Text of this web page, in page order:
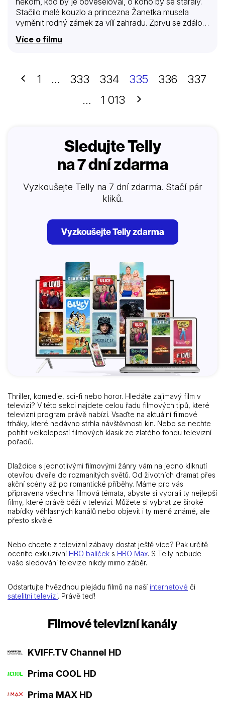
Stačilo malé kouzlo a princezna Žanetka musela
vyměnit rodný zámek za vílí zahradu. Zprvu se zdálo,
že jí tu tak špatně nebude, ale jen se dala slyšet, že si
nevezme za muže obstarožního krále květinových
Více o filmu
Předchozí
1 … 333 334 335 336
337
…
1 013 Další
Sledujte Telly
na 7 dní zdarma
Vyzkoušejte Telly na 7 dní zdarma. Stačí pár
kliků.
Vyzkoušejte Telly zdarma
Thriller, komedie, sci-fi nebo horor. Hledáte zajímavý film v
televizi? V této sekci najdete celou řadu filmových tipů, které
televizní program právě nabízí. Vsaďte na aktuální filmové
trháky, které nedávno strhla návštěvnosti kin. Nebo se nechte
pohltit velkolepostí filmových klasik ze zlatého fondu televizní
pořadů.
Dlaždice s jednotlivými filmovými žánry vám na jedno kliknutí
otevřou dveře do rozmanitých světů. Od životních dramat přes
akční scény až po romantické příběhy. Máme pro vás
připravena všechna filmová témata, abyste si vybrali ty nejlepší
filmy, které právě běží v televizi. Můžete si vybrat ze široké
nabídky věhlasných kanálů nebo objevit i ty méně známé, ale
přesto skvělé.
Nebo chcete z televizní zábavy dostat ještě více? Pak určitě
oceníte exkluzivní HBO balíček s HBO Max. S Telly nebude
vaše sledování televize nikdy mimo záběr.
Odstartujte hvězdnou plejádu filmů na naší internetové či
satelitní televizi. Právě teď!
Filmové televizní kanály
KVIFF.TV Channel HD
Prima COOL HD
Prima MAX HD